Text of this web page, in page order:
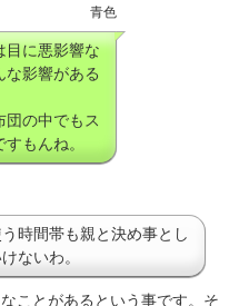
青色
目に悪影響な
な影響がある
団の中でもス
もんね。
時間帯も親と決め事とし
ないわ。
ことがあるという事です。そ